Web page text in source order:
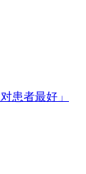
患者最好」